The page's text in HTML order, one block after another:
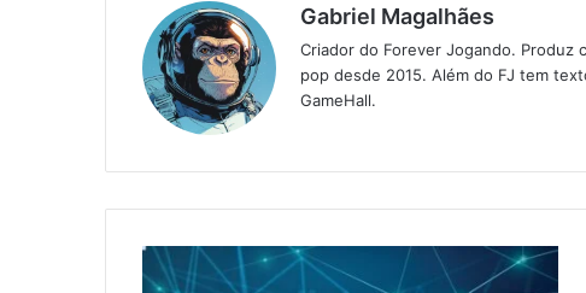
Gabriel Magalhães
Criador do Forever Jogando.
pop desde 2015. Além do FJ tem
GameHall.